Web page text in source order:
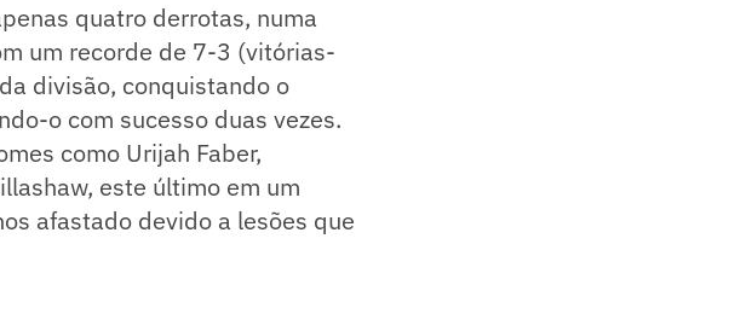
quatro derrotas, numa
um recorde de 7-3 (vitórias-
divisão, conquistando o
o com sucesso duas vezes.
como Urijah Faber,
este último em um
afastado devido a lesões que